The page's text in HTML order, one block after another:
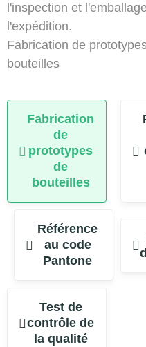
l'inspection et
l'expédition.
Fabrication de
bouteilles
Fabrication
de
prototypes
de
bouteilles
Référence
au code
Pantone
Test de
contrôle de
la qualité